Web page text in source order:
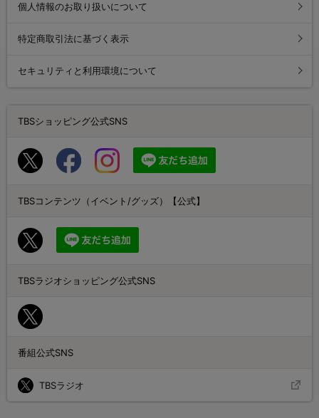
個人情報のお取り扱いについて
特定商取引法に基づく表示
セキュリティと利用環境について
TBSショッピング公式SNS
TBSコンテンツ（イベント/グッズ）【公式】
TBSラジオショッピング公式SNS
番組公式SNS
TBSラジオ